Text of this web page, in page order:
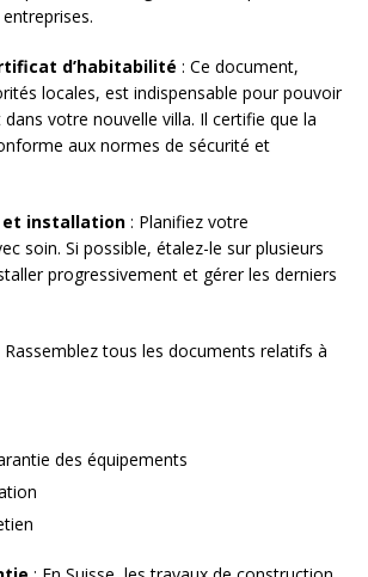
d’habitabilité : Ce document,
locales, est indispensable pour pouvoir
votre nouvelle villa. Il certifie que la
aux normes de sécurité et
et installation : Planifiez votre
soin. Si possible, étalez-le sur plusieurs
progressivement et gérer les derniers
Rassemblez tous les documents relatifs à
des équipements